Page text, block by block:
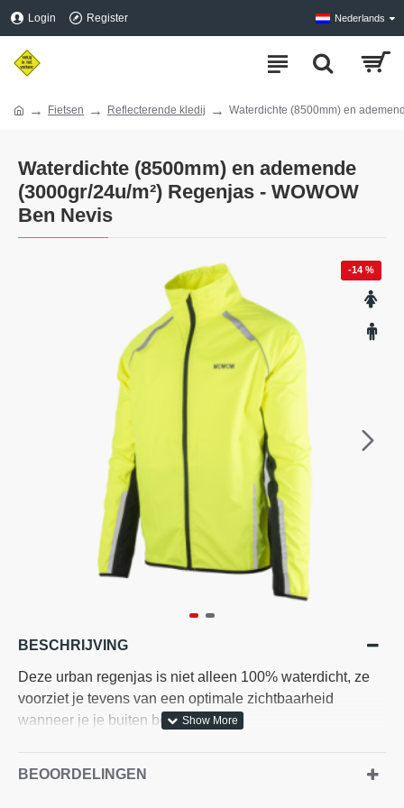
Login Register Nederlands
Fietsen Reflecterende kledij Waterdichte (8500mm) en
Waterdichte (8500mm) en ademende
(3000gr/24u/m²) Regenjas - WOWOW
Ben Nevis
-14 %
BESCHRIJVING
Deze urban regenjas is niet alleen 100% waterdicht, ze
voorziet je tevens van een optimale zichtbaarheid
wanneer je je buiten begeeft.
24hr
BEOORDELINGEN